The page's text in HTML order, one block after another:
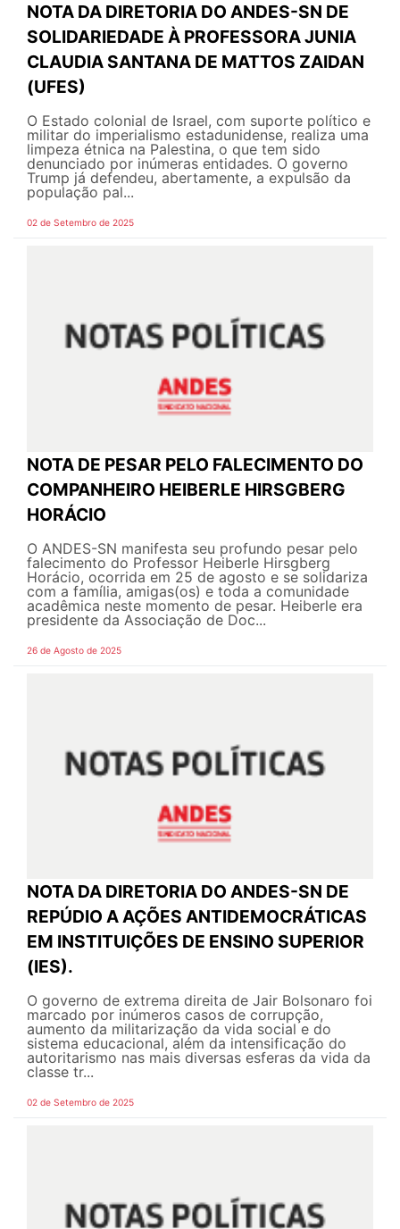
NOTA DA DIRETORIA DO ANDES-SN DE
SOLIDARIEDADE À PROFESSORA JUNIA
CLAUDIA SANTANA DE MATTOS ZAIDAN
(UFES)
O Estado colonial de Israel, com suporte político e
militar do imperialismo estadunidense, realiza uma
limpeza étnica na Palestina, o que tem sido
denunciado por inúmeras entidades. O governo
Trump já defendeu, abertamente, a expulsão da
população pal...
02 de Setembro de 2025
NOTA DE PESAR PELO FALECIMENTO DO
COMPANHEIRO HEIBERLE HIRSGBERG
HORÁCIO
O ANDES-SN manifesta seu profundo pesar pelo
falecimento do Professor Heiberle Hirsgberg
Horácio, ocorrida em 25 de agosto e se solidariza
com a família, amigas(os) e toda a comunidade
acadêmica neste momento de pesar. Heiberle era
presidente da Associação de Doc...
26 de Agosto de 2025
NOTA DA DIRETORIA DO ANDES-SN DE
REPÚDIO A AÇÕES ANTIDEMOCRÁTICAS
EM INSTITUIÇÕES DE ENSINO SUPERIOR
(IES).
O governo de extrema direita de Jair Bolsonaro foi
marcado por inúmeros casos de corrupção,
aumento da militarização da vida social e do
sistema educacional, além da intensificação do
autoritarismo nas mais diversas esferas da vida da
classe tr...
02 de Setembro de 2025